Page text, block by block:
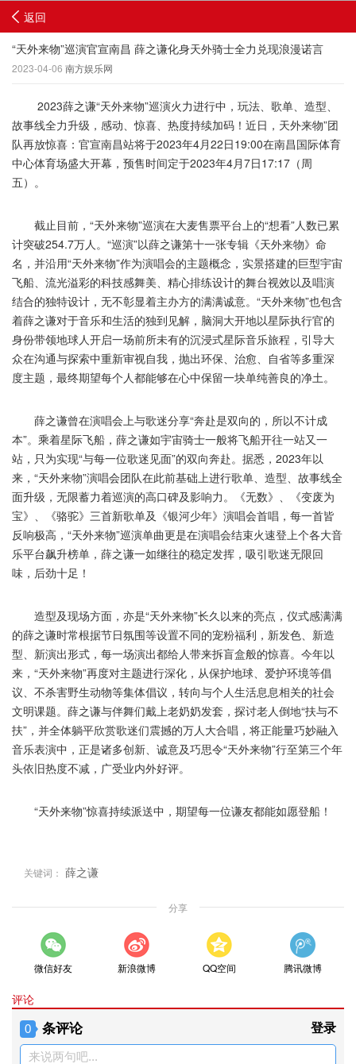
返回
“天外来物”巡演官宣南昌 薛之谦化身天外骑士全力兑现浪漫诺言
2023-04-06 南方娱乐网
2023薛之谦“天外来物”巡演火力进行中，玩法、歌单、造型、
故事线全力升级，感动、惊喜、热度持续加码！近日，天外来物”团
队再放惊喜：官宣南昌站将于2023年4月22日19:00在南昌国际体育
中心体育场盛大开幕，预售时间定于2023年4月7日17:17（周
五）。
截止目前，“天外来物”巡演在大麦售票平台上的“想看”人数已累
计突破254.7万人。“巡演”以薛之谦第十一张专辑《天外来物》命
名，并沿用“天外来物”作为演唱会的主题概念，实景搭建的巨型宇宙
飞船、流光溢彩的科技感舞美、精心排练设计的舞台视效以及唱演
结合的独特设计，无不彰显着主办方的满满诚意。“天外来物”也包含
着薛之谦对于音乐和生活的独到见解，脑洞大开地以星际执行官的
身份带领地球人开启一场前所未有的沉浸式星际音乐旅程，引导大
众在沟通与探索中重新审视自我，抛出环保、治愈、自省等多重深
度主题，最终期望每个人都能够在心中保留一块单纯善良的净土。
薛之谦曾在演唱会上与歌迷分享“奔赴是双向的，所以不计成
本”。乘着星际飞船，薛之谦如宇宙骑士一般将飞船开往一站又一
站，只为实现“与每一位歌迷见面”的双向奔赴。据悉，2023年以
来，“天外来物”演唱会团队在此前基础上进行歌单、造型、故事线全
面升级，无限蓄力着巡演的高口碑及影响力。《无数》、《变废为
宝》、《骆驼》三首新歌单及《银河少年》演唱会首唱，每一首皆
反响极高，“天外来物”巡演单曲更是在演唱会结束火速登上个各大音
乐平台飙升榜单，薛之谦一如继往的稳定发挥，吸引歌迷无限回
味，后劲十足！
造型及现场方面，亦是“天外来物”长久以来的亮点，仪式感满满
的薛之谦时常根据节日氛围等设置不同的宠粉福利，新发色、新造
型、新演出形式，每一场演出都给人带来拆盲盒般的惊喜。今年以
来，“天外来物”再度对主题进行深化，从保护地球、爱护环境等倡
议、不杀害野生动物等集体倡议，转向与个人生活息息相关的社会
文明课题。薛之谦与伴舞们戴上老奶奶发套，探讨老人倒地“扶与不
扶”，并全体躺平欣赏歌迷们震撼的万人大合唱，将正能量巧妙融入
音乐表演中，正是诸多创新、诚意及巧思令“天外来物”行至第三个年
头依旧热度不减，广受业内外好评。
“天外来物”惊喜持续派送中，期望每一位谦友都能如愿登船！
关键词： 薛之谦
分享
微信好友 新浪微博 QQ空间 腾讯微博
评论
0 条评论 登录
来说两句吧...